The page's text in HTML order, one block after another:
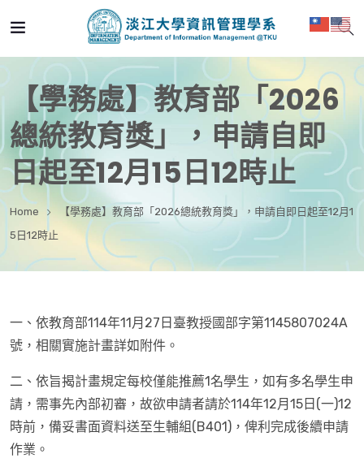
【學務處】教育部「2026
總統教育獎」，申請自即
日起至12月15日12時止
Home
【學務處】教育部「2026總統教育獎」，申請自即日起至12月1
5日12時止
一、依教育部114年11月27日臺教授國部字第1145807024A
號，相關實施計畫詳如附件。
二、依旨揭計畫規定每校僅能推薦1名學生，如有多名學生申
請，需事先內部初審，故欲申請者請於114年12月15日(一)12
時前，備妥書面資料送至生輔組(B401)，俾利完成後續申請
作業。